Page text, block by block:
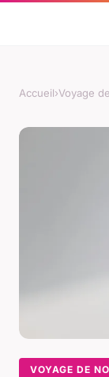
Accueil›Voyage
VOYAGE DE